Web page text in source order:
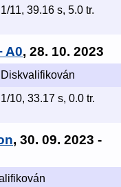
11, 39.16 s, 5.0 tr.
A0, 28. 10. 2023
Diskvalifikován
10, 33.17 s, 0.0 tr.
, 30. 09. 2023 -